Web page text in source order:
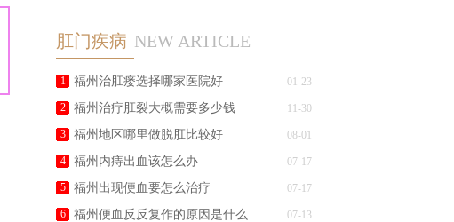
肛门疾病 NEW ARTICLE
01-23
1 福州治肛瘘选择哪家医院好
11-30
2 福州治疗肛裂大概需要多少钱
08-01
3 福州地区哪里做脱肛比较好
07-17
4 福州内痔出血该怎么办
07-17
5 福州出现便血要怎么治疗
07-13
6 福州便血反反复作的原因是什么